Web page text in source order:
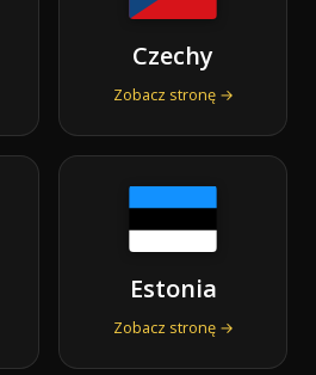
Czechy
Zobacz stronę →
Estonia
Zobacz stronę →